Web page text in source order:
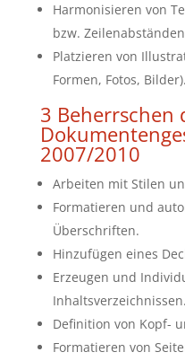
Harmonisieren von
bzw.
Platzieren von
Formen, Fotos, Bilder).
3
2007/2010
Arbeiten mit Stilen
Formatieren und
Überschriften.
Hinzufügen eines
Erzeugen und
Inhaltsverzeichnissen.
Definition von Kopf-
Formatieren von